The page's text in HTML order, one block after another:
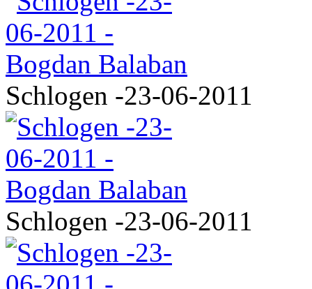
Schlogen -23-06-2011
Schlogen -23-06-2011